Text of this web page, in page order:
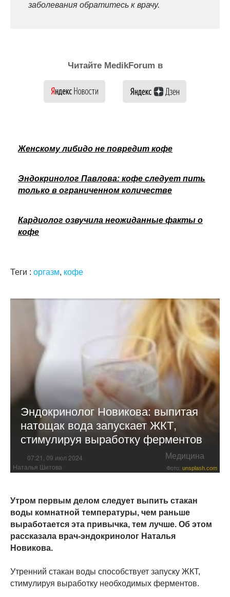
заболевания обратитесь к врачу.
Читайте MedikForum в
Женскому либидо не повредит кофе
Эндокринолог Павлова: кофе следует пить
только в ограниченном количестве
Кардиолог озвучила неожиданные факты о
кофе
Теги : оргазм, кофе
Эндокринолог Новикова: выпитая
натощак вода запускает ЖКТ,
стимулируя выработку ферментов
07:21, 09 июл 2024 Медицина
Наталья Шитова Фото: unsplash.com
Утром первым делом следует выпить стакан
воды комнатной температуры, чем раньше
выработается эта привычка, тем лучше. Об этом
рассказала врач-эндокринолог Наталья
Новикова.
Утренний стакан воды способствует запуску ЖКТ,
стимулируя выработку необходимых ферментов.